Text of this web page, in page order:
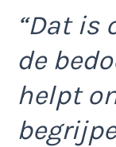
“Dat is
de
helpt